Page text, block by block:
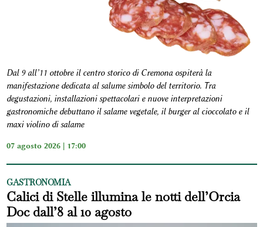
Dal 9 all’11 ottobre il centro storico di Cremona ospiterà la
manifestazione dedicata al salume simbolo del territorio. Tra
degustazioni, installazioni spettacolari e nuove interpretazioni
gastronomiche debuttano il salame vegetale, il burger al cioccolato e il
maxi violino di salame
07 agosto 2026 | 17:00
GASTRONOMIA
Calici di Stelle illumina le notti dell’Orcia
Doc dall’8 al 10 agosto